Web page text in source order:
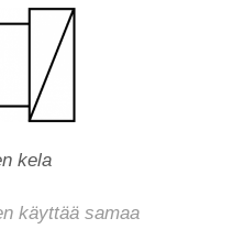
kela
käyttää samaa